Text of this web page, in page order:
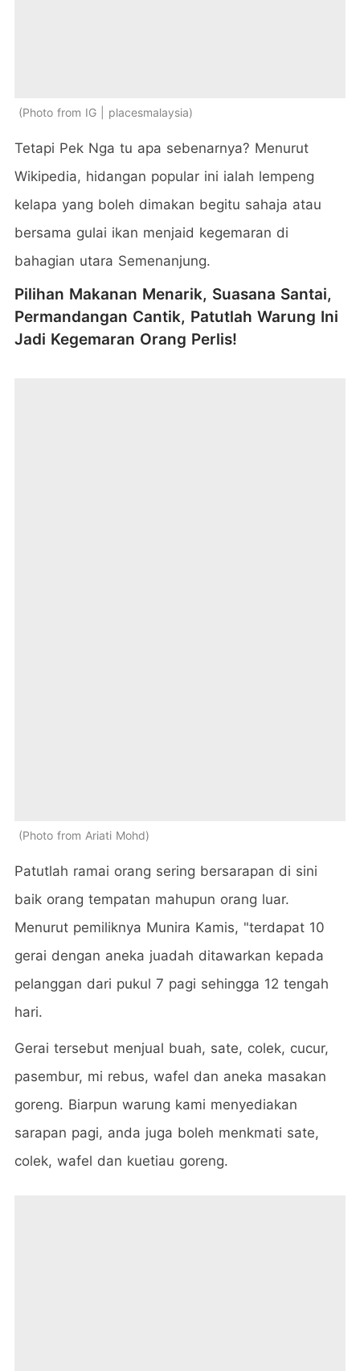
Photo from IG | placesmalaysia
Tetapi Pek Nga tu apa sebenarnya? Menurut
Wikipedia, hidangan popular ini ialah lempeng
kelapa yang boleh dimakan begitu sahaja atau
bersama gulai ikan menjaid kegemaran di
bahagian utara Semenanjung.
Pilihan Makanan Menarik, Suasana Santai,
Permandangan Cantik, Patutlah Warung Ini
Jadi Kegemaran Orang Perlis!
Photo from Ariati Mohd
Patutlah ramai orang sering bersarapan di sini
baik orang tempatan mahupun orang luar.
Menurut pemiliknya Munira Kamis, "terdapat 10
gerai dengan aneka juadah ditawarkan kepada
pelanggan dari pukul 7 pagi sehingga 12 tengah
hari.
Gerai tersebut menjual buah, sate, colek, cucur,
pasembur, mi rebus, wafel dan aneka masakan
goreng. Biarpun warung kami menyediakan
sarapan pagi, anda juga boleh menkmati sate,
colek, wafel dan kuetiau goreng.